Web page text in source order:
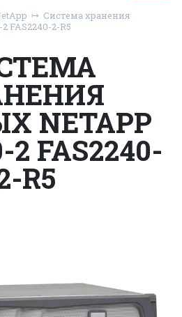
Система хранения
FAS2240-2-R5
NETAPP
2 FAS2240-
R5